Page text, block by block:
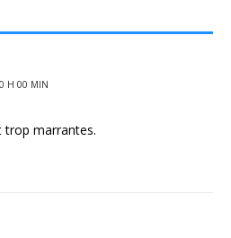
H 00 MIN
trop marrantes.